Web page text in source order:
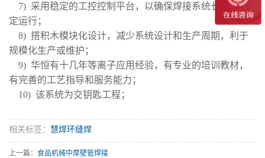
7) 采用稳定的工控控制平台，以确保焊接系统长时间稳
定运行；
8) 搭积木模块化设计，减少系统设计和生产周期，利于
规模化生产或维护；
9) 华恒有十几年等离子应用经验，有专业的培训教材，
有完善的工艺指导和服务能力；
10) 该系统为交钥匙工程；
相关标签： 慧焊环缝焊
上一篇： 食品机械中厚壁管焊接